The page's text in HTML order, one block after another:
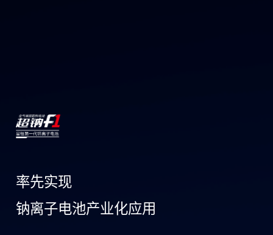
率先实现
钠离子电池产业化应用